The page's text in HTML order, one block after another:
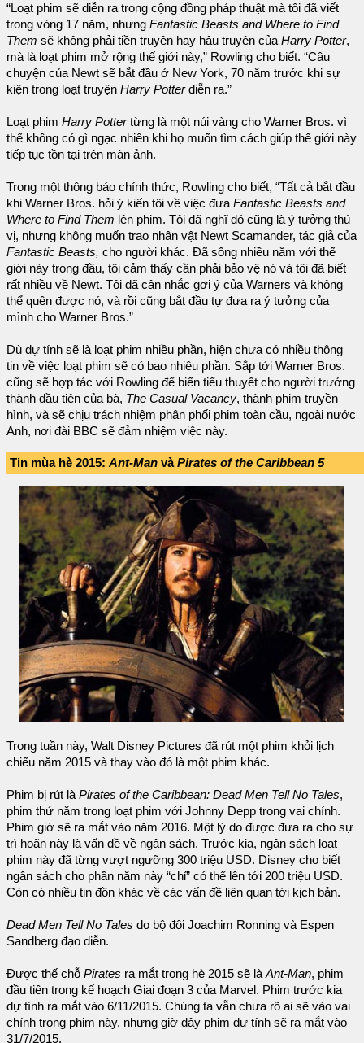
“Loạt phim sẽ diễn ra trong cộng đồng pháp thuật mà tôi đã viết
trong vòng 17 năm, nhưng Fantastic Beasts and Where to Find
Them sẽ không phải tiền truyện hay hậu truyện của Harry Potter,
mà là loạt phim mở rộng thế giới này,” Rowling cho biết. “Câu
chuyện của Newt sẽ bắt đầu ở New York, 70 năm trước khi sự
kiện trong loạt truyện Harry Potterdiễn ra.”
Loạt phim Harry Pottertừng là một núi vàng cho Warner Bros. vì
thế không có gì ngạc nhiên khi họ muốn tìm cách giúp thế giới này
tiếp tục tồn tại trên màn ảnh.
Trong một thông báo chính thức, Rowling cho biết, “Tất cả bắt đầu
khi Warner Bros. hỏi ý kiến tôi về việc đưa Fantastic Beasts and
Where to Find Them lên phim. Tôi đã nghĩ đó cũng là ý tưởng thú
vị, nhưng không muốn trao nhân vật Newt Scamander, tác giả của
Fantastic Beasts, cho người khác. Đã sống nhiều năm với thế
giới này trong đầu, tôi cảm thấy cần phải bảo vệ nó và tôi đã biết
rất nhiều về Newt. Tôi đã cân nhắc gợi ý của Warners và không
thể quên được nó, và rồi cũng bắt đầu tự đưa ra ý tưởng của
mình cho Warner Bros.”
Dù dự tính sẽ là loạt phim nhiều phần, hiện chưa có nhiều thông
tin về việc loạt phim sẽ có bao nhiêu phần. Sắp tới Warner Bros.
cũng sẽ hợp tác với Rowling để biến tiểu thuyết cho người trưởng
thành đầu tiên của bà, The Casual Vacancy, thành phim truyền
hình, và sẽ chịu trách nhiệm phân phối phim toàn cầu, ngoài nước
Anh, nơi đài BBC sẽ đảm nhiệm việc này.
Tin mùa hè 2015: Ant-Man vàPirates of the Caribbean 5
Trong tuần này, Walt Disney Pictures đã rút một phim khỏi lịch
chiếu năm 2015 và thay vào đó là một phim khác.
Phim bị rút là Pirates of the Caribbean: Dead Men Tell No Tales,
phim thứ năm trong loạt phim với Johnny Depp trong vai chính.
Phim giờ sẽ ra mắt vào năm 2016. Một lý do được đưa ra cho sự
trì hoãn này là vấn đề về ngân sách. Trước kia, ngân sách loạt
phim này đã từng vượt ngưỡng 300 triệu USD. Disney cho biết
ngân sách cho phần năm này “chỉ” có thể lên tới 200 triệu USD.
Còn có nhiều tin đồn khác về các vấn đề liên quan tới kịch bản.
Dead Men Tell No Tales do bộ đôi Joachim Ronning và Espen
Sandberg đạo diễn.
Được thế chỗ Pirates ra mắt trong hè 2015 sẽ là Ant-Man, phim
đầu tiên trong kế hoạch Giai đoạn 3 của Marvel. Phim trước kia
dự tính ra mắt vào 6/11/2015. Chúng ta vẫn chưa rõ ai sẽ vào vai
chính trong phim này, nhưng giờ đây phim dự tính sẽ ra mắt vào
31/7/2015.